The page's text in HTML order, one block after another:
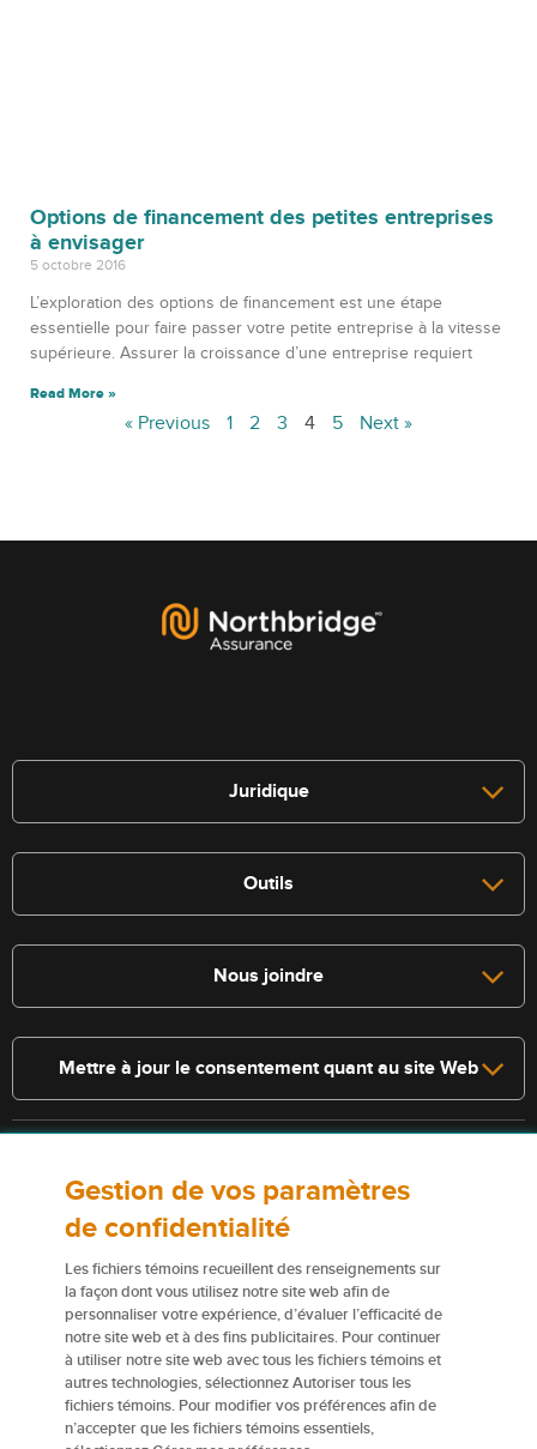
Options de financement des petites entreprises
à envisager
5 octobre 2016
L’exploration des options de financement est une étape
essentielle pour faire passer votre petite entreprise à la vitesse
supérieure. Assurer la croissance d’une entreprise requiert
Read More »
« Previous 1 2 3 4 5 Next »
Juridique
Outils
Nous joindre
Mettre à jour le consentement quant au site Web
s’appliquent. Les services décrits sur le présent site Web ne
constituent pas des polices d’assurance, et certaines polices n’y sont
pas admissibles.
Pour obtenir de plus amples renseignements sur nos services ou nos
assureurs, veuillez consulter lesConditions d’utilisation
Certains éléments de contenu du présent site Web sont des marques
de commerce ou des appellations commerciales de la Corporation
financière Northbridge (ou de ses sociétés affiliées); elles sont
utilisées par nos assureurs avec la permission de la Corporation
Gestion de vos paramètres
de confidentialité
Les fichiers témoins recueillent des renseignements sur
la façon dont vous utilisez notre site web afin de
personnaliser votre expérience, d’évaluer l’efficacité de
notre site web et à des fins publicitaires. Pour continuer
à utiliser notre site web avec tous les fichiers témoins et
autres technologies, sélectionnez Autoriser tous les
fichiers témoins. Pour modifier vos préférences afin de
n’accepter que les fichiers témoins essentiels,